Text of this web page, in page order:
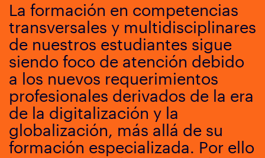
La formación en competencias
transversales y multidisciplinares
de nuestros estudiantes sigue
siendo foco de atención debido
a los nuevos requerimientos
profesionales derivados de la era
de la digitalización y la
globalización, más allá de su
formación especializada. Por ello